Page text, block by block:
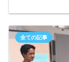
全ての記事